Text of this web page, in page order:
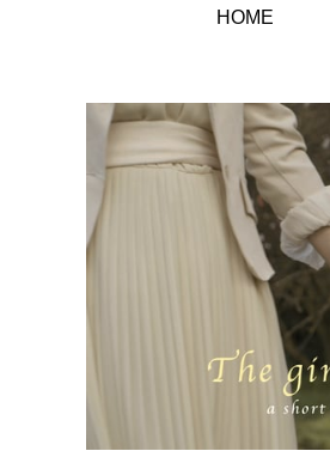
HOME